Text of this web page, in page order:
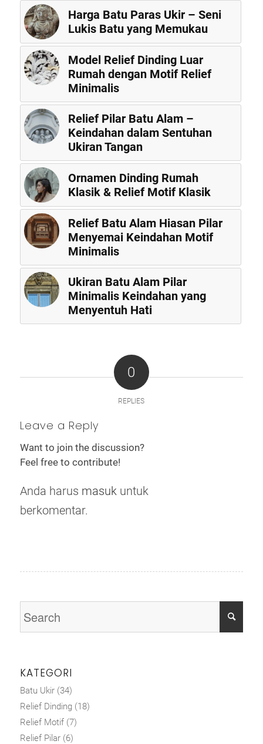
Harga Batu Paras Ukir – Seni
Lukis Batu yang Memukau
Model Relief Dinding Luar
Rumah dengan Motif Relief
Minimalis
Relief Pilar Batu Alam –
Keindahan dalam Sentuhan
Ukiran Tangan
Ornamen Dinding Rumah
Klasik & Relief Motif Klasik
Relief Batu Alam Hiasan Pilar
Menyemai Keindahan Motif
Minimalis
Ukiran Batu Alam Pilar
Minimalis Keindahan yang
Menyentuh Hati
0
REPLIES
Leave a Reply
Want to join the discussion?
Feel free to contribute!
Anda harus masukuntuk
berkomentar.
KATEGORI
Batu Ukir(34)
Relief Dinding(18)
Relief Motif(7)
Relief Pilar(6)